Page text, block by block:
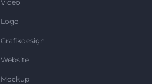
Video
Logo
Grafikdesign
Website
Mockup